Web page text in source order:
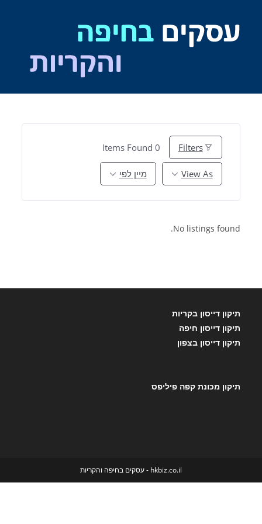
content
Filters
0
View As מיין לפי
No listings found.
תיקון דייסון בקריות
תיקון דייסון חיפה
תיקון דייסון בצפון
תיקון מכונת קפה פיליפס
hkbiz.co.il - עסקים בחיפה והקריות